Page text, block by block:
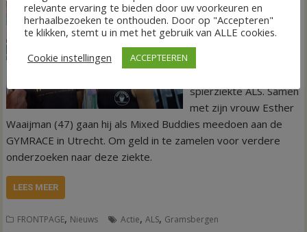
GRAMSBERGEN –
Henri Reinders (52)
spierziekte ALS. Samen
met zijn vrouw Esther
Waaijman (47) gaan hij als Mixed Buddies meedoen aan de
GYMRACE in Utrecht. Om geld in te zamelen voor verdere
onderzoeken naar deze ziekte.
LEES MEER
FRONTPAGE, Nieuws Actie,ALS, Gramsbergen
relevante ervaring te bieden door uw voorkeuren en
herhaalbezoeken te onthouden. Door op "Accepteren"
te klikken, stemt u in met het gebruik van ALLE cookies.
Cookie instellingen
ACCEPTEEREN